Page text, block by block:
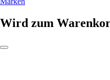
Wird zum